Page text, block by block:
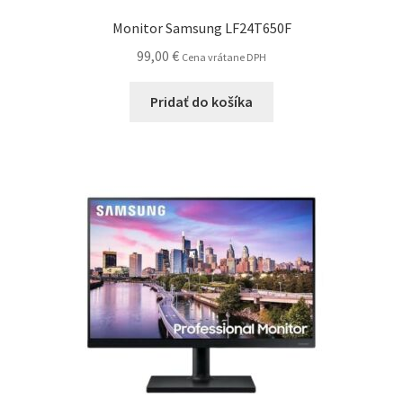
Monitor Samsung LF24T650F
99,00 € Cena vrátane DPH
Pridať do košíka